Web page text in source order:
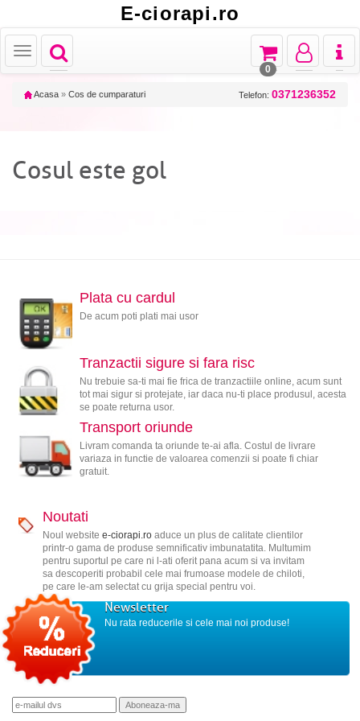
E-ciorapi.ro
Toggle
navigation
Toggle
Toggle
navigation
Toggle
navigation
Toggle
navigation
0
Acasa » Cos de cumparaturi Telefon: 0371236352
Cosul este gol
Plata cu cardul
De acum poti plati mai usor
Tranzactii sigure si fara risc
Nu trebuie sa-ti mai fie frica de tranzactiile online, acum sunt
tot mai sigur si protejate, iar daca nu-ti place produsul, acesta
se poate returna usor.
Transport oriunde
Livram comanda ta oriunde te-ai afla. Costul de livrare
variaza in functie de valoarea comenzii si poate fi chiar
gratuit.
Noutati
Noul website e-ciorapi.roaduce un plus de calitate clientilor
printr-o gama de produse semnificativ imbunatatita. Multumim
pentru suportul pe care ni l-ati oferit pana acum si va invitam
sa descoperiti probabil cele mai frumoase modele de chiloti,
pe care le-am selectat cu grija special pentru voi.
Newsletter
Nu rata reducerile si cele mai noi produse!